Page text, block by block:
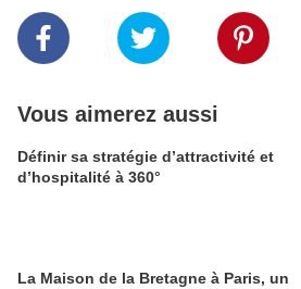
Vous aimerez aussi
Définir sa stratégie d’attractivité et
d’hospitalité à 360°
La Maison de la Bretagne à Paris, un